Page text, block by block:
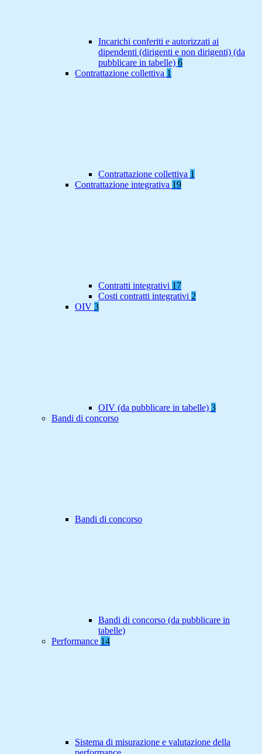
Incarichi conferiti e autorizzati ai
dipendenti (dirigenti e non dirigenti) (da
pubblicare in tabelle) 6
Contrattazione collettiva 1
Contrattazione collettiva 1
Contrattazione integrativa 19
Contratti integrativi 17
Costi contratti integrativi 2
OIV 3
OIV (da pubblicare in tabelle) 3
Bandi di concorso
Bandi di concorso
Bandi di concorso (da pubblicare in
tabelle)
Performance 14
Sistema di misurazione e valutazione della